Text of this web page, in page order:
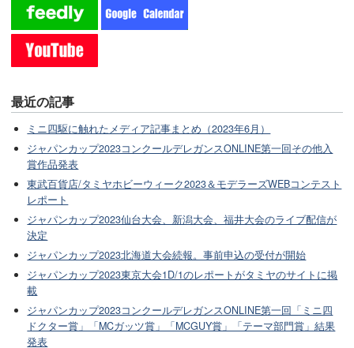
最近の記事
ミニ四駆に触れたメディア記事まとめ（2023年6月）
ジャパンカップ2023コンクールデレガンスONLINE第一回その他入
賞作品発表
東武百貨店/タミヤホビーウィーク2023＆モデラーズWEBコンテスト
レポート
ジャパンカップ2023仙台大会、新潟大会、福井大会のライブ配信が
決定
ジャパンカップ2023北海道大会続報。事前申込の受付が開始
ジャパンカップ2023東京大会1D/1のレポートがタミヤのサイトに掲
載
ジャパンカップ2023コンクールデレガンスONLINE第一回「ミニ四
ドクター賞」「MCガッツ賞」「MCGUY賞」「テーマ部門賞」結果
発表